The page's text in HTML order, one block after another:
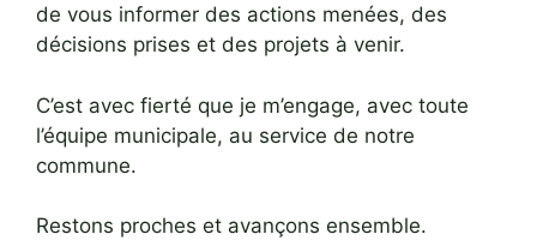
de vous informer des actions menées, des
décisions prises et des projets à venir.
C’est avec fierté que je m’engage, avec toute
l’équipe municipale, au service de notre
commune.
Restons proches et avançons ensemble.